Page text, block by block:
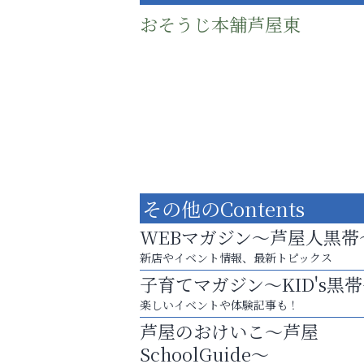
おそうじ本舗芦屋東
梅雨でカビが繁殖する前に！
エアコン掃除は“今”が最適
いわみ眼科
その他のContents
WEBマガジン～芦屋人黒帯
新店やイベント情報、最新トピックス
子育てマガジン～KID's黒
楽しいイベントや体験記事も！
芦屋のおけいこ～芦屋
SchoolGuide～